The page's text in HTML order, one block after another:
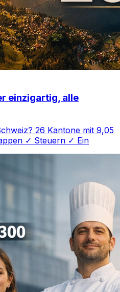
einzigartig, alle
26 Kantone mit 9,05
✓ Steuern ✓ Ein